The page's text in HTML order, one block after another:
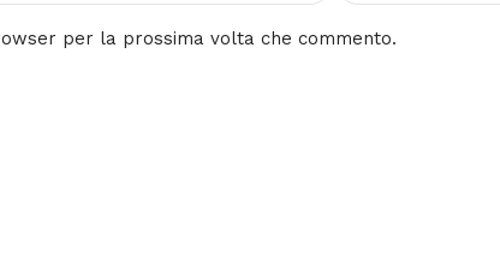
per la prossima volta che commento.